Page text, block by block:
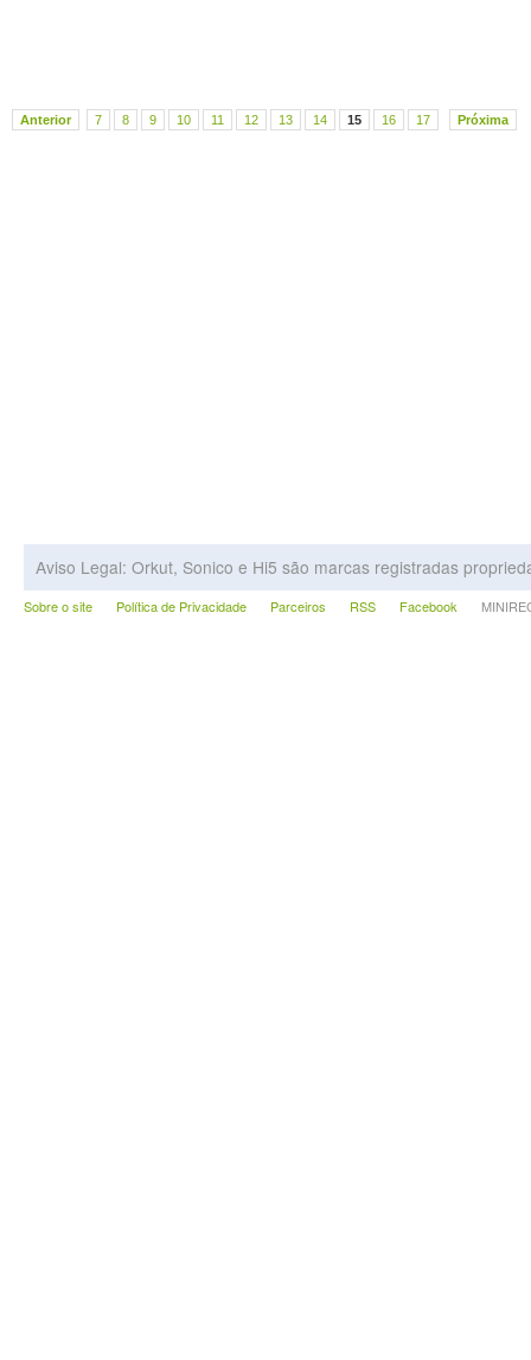
Anterior 7 8 9 10 11 12 13 14 15 16 17 Próxima
Aviso Legal: Orkut, Sonico e Hi5 são marcas registradas
Sobre o site Política de Privacidade Parceiros RSS Facebook